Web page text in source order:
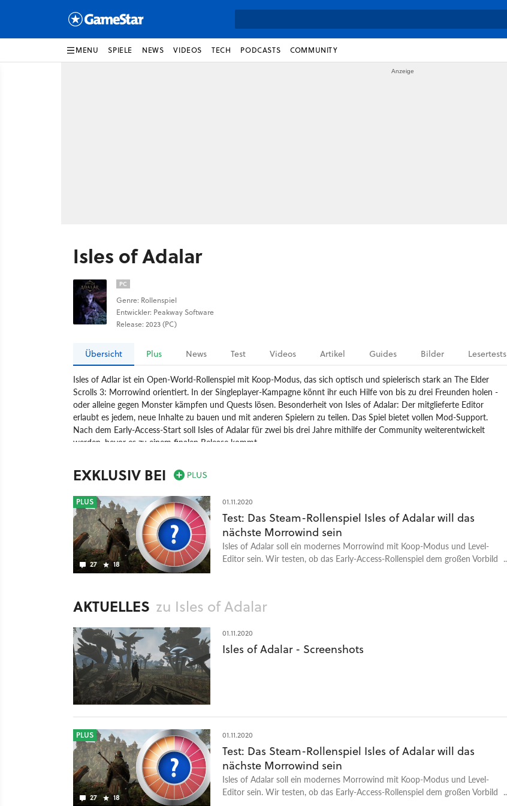
MENU SPIELE NEWS VIDEOS TECH PODCASTS COMMUNITY
Isles of Adalar
PC
Genre: Rollenspiel
Entwickler: Peakway Software
Release: 2023 (PC)
Übersicht Plus News Test Videos Artikel Guides Bilder Lesertests
Isles of Adlar ist ein Open-World-Rollenspiel mit Koop-Modus, das sich optisch und spielerisch stark an The Elder
Scrolls 3: Morrowind orientiert. In der Singleplayer-Kampagne könnt ihr euch Hilfe von bis zu drei Freunden holen -
oder alleine gegen Monster kämpfen und Quests lösen. Besonderheit von Isles of Adalar: Der mitglieferte Editor
erlaubt es jedem, neue Inhalte zu bauen und mit anderen Spielern zu teilen. Das Spiel bietet vollen Mod-Support.
Nach dem Early-Access-Start soll Isles of Adalar für zwei bis drei Jahre mithilfe der Community weiterentwickelt
werden, bevor es zu einem finalen Release kommt.
EXKLUSIV BEI
27 18
PLUS 01.11.2020
Test: Das Steam-Rollenspiel Isles of Adalar will das
nächste Morrowind sein
Isles of Adalar soll ein modernes Morrowind mit Koop-Modus und Level-
Editor sein. Wir testen, ob das Early-Access-Rollenspiel dem großen Vorbild
AKTUELLES zu Isles of Adalar
01.11.2020
Isles of Adalar - Screenshots
27 18
PLUS 01.11.2020
Test: Das Steam-Rollenspiel Isles of Adalar will das
nächste Morrowind sein
Isles of Adalar soll ein modernes Morrowind mit Koop-Modus und Level-
Editor sein. Wir testen, ob das Early-Access-Rollenspiel dem großen Vorbild